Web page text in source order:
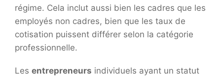
régime. Cela inclut aussi bien les cadres que les
employés non cadres, bien que les taux de
cotisation puissent différer selon la catégorie
professionnelle.
Les entrepreneurs individuels ayant un statut